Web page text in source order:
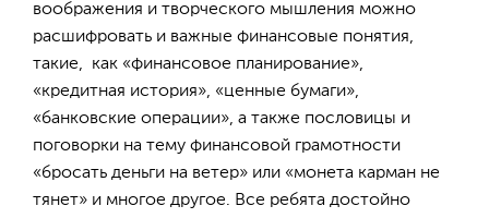
воображения и творческого мышления можно
расшифровать и важные финансовые понятия,
такие, как «финансовое планирование»,
«кредитная история», «ценные бумаги»,
«банковские операции», а также пословицы и
поговорки на тему финансовой грамотности
«бросать деньги на ветер» или «монета карман не
тянет» и многое другое. Все ребята достойно